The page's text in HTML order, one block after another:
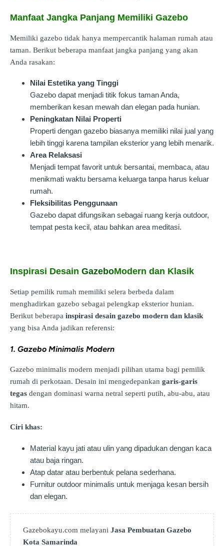
Manfaat Jangka Panjang Memiliki Gazebo
Memiliki gazebo tidak hanya mempercantik halaman rumah atau
taman. Berikut beberapa manfaat jangka panjang yang akan
Anda rasakan:
Nilai Estetika yang Tinggi
Gazebo dapat menjadi titik fokus taman Anda,
memberikan kesan mewah dan elegan pada hunian.
Peningkatan Nilai Properti
Properti dengan gazebo biasanya memiliki nilai jual yang
lebih tinggi karena tampilan eksterior yang lebih menarik.
Area Relaksasi
Menjadi tempat favorit untuk bersantai, membaca, atau
menikmati waktu bersama keluarga tanpa harus keluar
rumah.
Fleksibilitas Penggunaan
Gazebo dapat difungsikan sebagai ruang kerja outdoor,
tempat pesta kecil, atau bahkan area meditasi.
Inspirasi Desain GazeboModern dan Klasik
Setiap pemilik rumah memiliki selera berbeda dalam
menghadirkan gazebo sebagai pelengkap eksterior hunian.
Berikut beberapa inspirasi desain gazebo modern dan klasik
yang bisa Anda jadikan referensi:
1. Gazebo Minimalis Modern
Gazebo minimalis modern menjadi pilihan utama bagi pemilik
rumah di perkotaan. Desain ini mengedepankan garis-garis
tegas dengan dominasi warna netral seperti putih, abu-abu, atau
hitam.
Ciri khas:
Material kayu jati atau ulin yang dipadukan dengan kaca
atau baja ringan.
Atap datar atau berbentuk pelana sederhana.
Furnitur outdoor minimalis untuk menjaga kesan bersih
dan elegan.
Gazebokayu.com melayani Jasa Pembuatan Gazebo
Kota Samarinda